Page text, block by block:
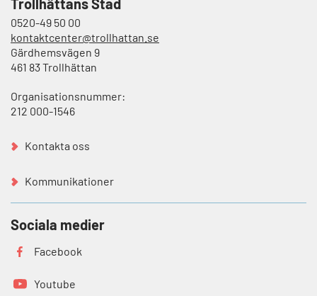
Trollhättans Stad
0520-49 50 00
kontaktcenter@trollhattan.se
Gärdhemsvägen 9
461 83 Trollhättan
Organisationsnummer:
212 000-1546
Kontakta oss
Kommunikationer
Sociala medier
Facebook
Youtube